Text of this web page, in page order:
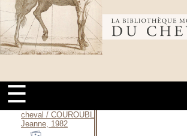
mondiale
cheval
☰
2018
Le manuel
de formation
aux métiers du
tourisme
équestre / Comité
Novembre 2003
cheval / COUROUBLE
Jeanne, 1982